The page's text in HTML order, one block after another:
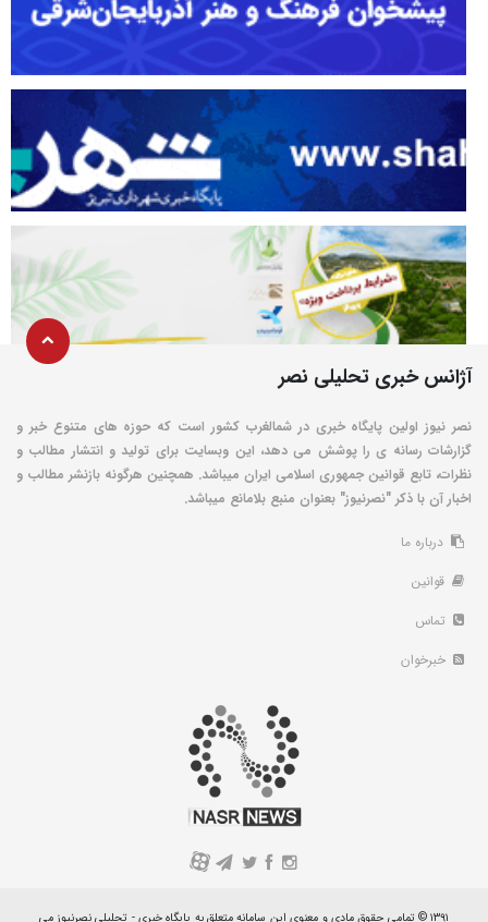
آژانس خبری تحلیلی نصر
نصر نیوز اولین پایگاه خبری در شمالغرب کشور است که حوزه های متنوع خبر و
گزارشات رسانه ی را پوشش می دهد، این وبسایت برای تولید و انتشار مطالب و
نظرات، تابع قوانین جمهوری اسلامی ایران میباشد. همچنین هرگونه بازنشر مطالب و
اخبار آن با ذکر "نصرنیوز" بعنوان منبع بلامانع میباشد.
درباره ما
قوانین
تماس
خبرخوان
A
۱۳۹۱ © تمامی حقوق مادی و معنوی این سامانه متعلق به پایگاه خبری - تحلیلی نصرنیوز می